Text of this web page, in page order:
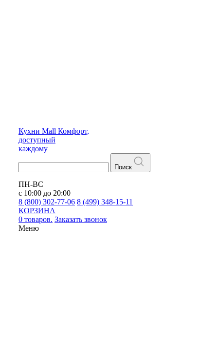
Кухни Mall Комфорт,
доступный
каждому
Поиск
ПН-ВС
с 10:00 до 20:00
8 (800) 302-77-06 8 (499) 348-15-11
КОРЗИНА
0 товаров. Заказать звонок
Меню